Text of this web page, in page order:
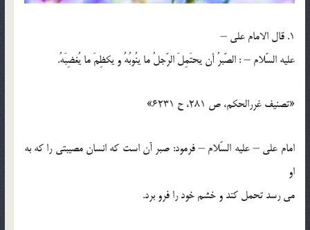
1. قال الامام علي –
عليه السّلام – : الصّبرُ أن يحتَمِلَ الرّجلُ ما ينُوبُهُ و يكظِمَ ما يُغضِبَهُ.
«تصنيف غررالحكم، ص 281، ح 6231»
امام علي – عليه السّلام – فرمود: صبر آن است كه انسان مصيبتي را كه به
او
مي رسد تحمل كند و خشم خود را فرو برد.